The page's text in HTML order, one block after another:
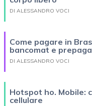
DI ALESSANDRO VOCI
Come pagare in
bancomat e
DI ALESSANDRO VOCI
Hotspot ho. Mobile:
cellulare